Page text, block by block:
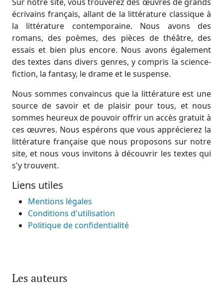
écrivains français, allant de la littérature classique à
la littérature contemporaine. Nous avons des
romans, des poèmes, des pièces de théâtre, des
essais et bien plus encore. Nous avons également
des textes dans divers genres, y compris la science-
fiction, la fantasy, le drame et le suspense.
Nous sommes convaincus que la littérature est une
source de savoir et de plaisir pour tous, et nous
sommes heureux de pouvoir offrir un accès gratuit à
ces œuvres. Nous espérons que vous apprécierez la
littérature française que nous proposons sur notre
site, et nous vous invitons à découvrir les textes qui
s'y trouvent.
Liens utiles
Mentions légales
Conditions d'utilisation
Politique de confidentialité
Les auteurs